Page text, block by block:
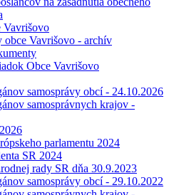
Vavrišovo
obce Vavrišovo - archív
Obce Vavrišovo
samosprávy obcí - 24.10.2026
samosprávnych krajov -
parlamentu 2024
SR 2024
rady SR dňa 30.9.2023
samosprávy obcí - 29.10.2022